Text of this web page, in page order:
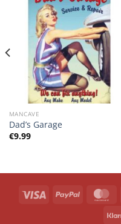
MANCAVE
Dad’s Garage
€9.99